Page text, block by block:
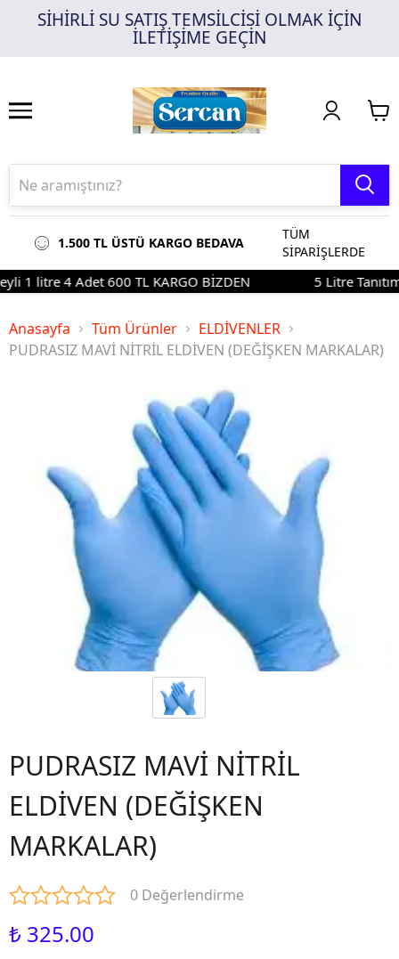
SİHİRLİ SU SATIŞ TEMSİLCİSİ OLMAK İÇİN
İLETİŞİME GEÇİN
1 2 3
1.500 TL ÜSTÜ KARGO BEDAVA
TÜM
SİPARİŞLERDE
1 litre 4 Adet 600 TL KARGO BİZDEN 5 Litre
Anasayfa Tüm Ürünler
ELDİVENLER
PUDRASIZ MAVİ NİTRİL ELDİVEN (DEĞİŞKEN MARKALAR)
PUDRASIZ MAVİ NİTRİL
ELDİVEN (DEĞİŞKEN
MARKALAR)
0 Değerlendirme
₺ 325.00